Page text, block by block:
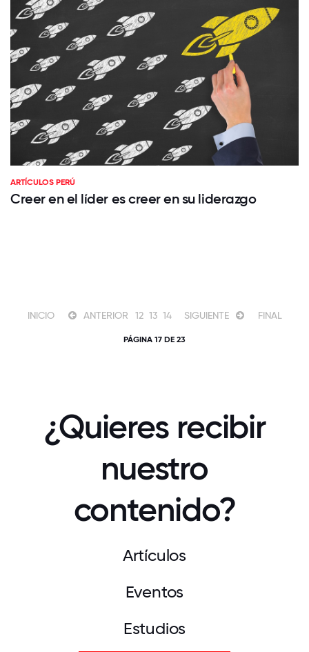
ARTÍCULOS PERÚ
Creer en el líder es creer en su liderazgo
INICIO ANTERIOR 12 13 14 SIGUIENTE FINAL
PÁGINA 17 DE 23
¿Quieres recibir
nuestro
contenido?
Artículos
Eventos
Estudios